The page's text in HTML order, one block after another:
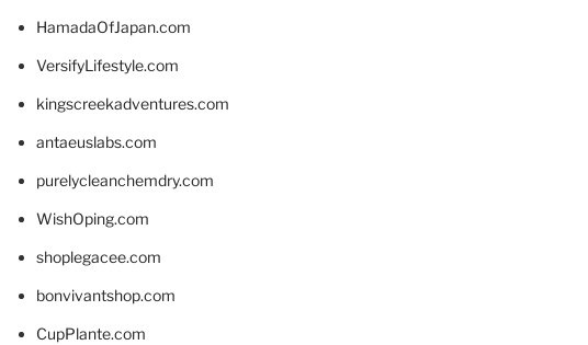
HamadaOfJapan.com
VersifyLifestyle.com
kingscreekadventures.com
antaeuslabs.com
purelycleanchemdry.com
WishOping.com
shoplegacee.com
bonvivantshop.com
CupPlante.com